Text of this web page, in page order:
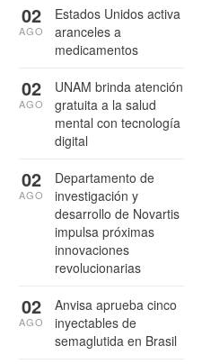
Estados Unidos activa
aranceles a
medicamentos
02
AGO
UNAM brinda atención
gratuita a la salud
mental con tecnología
digital
02
AGO
Departamento de
investigación y
desarrollo de Novartis
impulsa próximas
innovaciones
revolucionarias
02
AGO
Anvisa aprueba cinco
inyectables de
semaglutida en Brasil
02
AGO